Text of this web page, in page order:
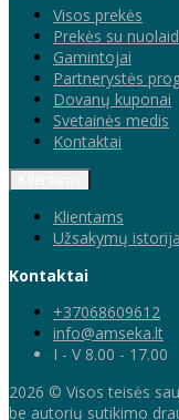
Visos prekės
Prekės su
Gamintojai
Partnerystės
Dovanų kuponai
Svetainės medis
Kontaktai
Klientams
Užsakymų istorija
Kontaktai
+37068609612
info@amseka.lt
I - V 8.00 - 17.00
2026 © Visos teisės
be autorių sutikimo